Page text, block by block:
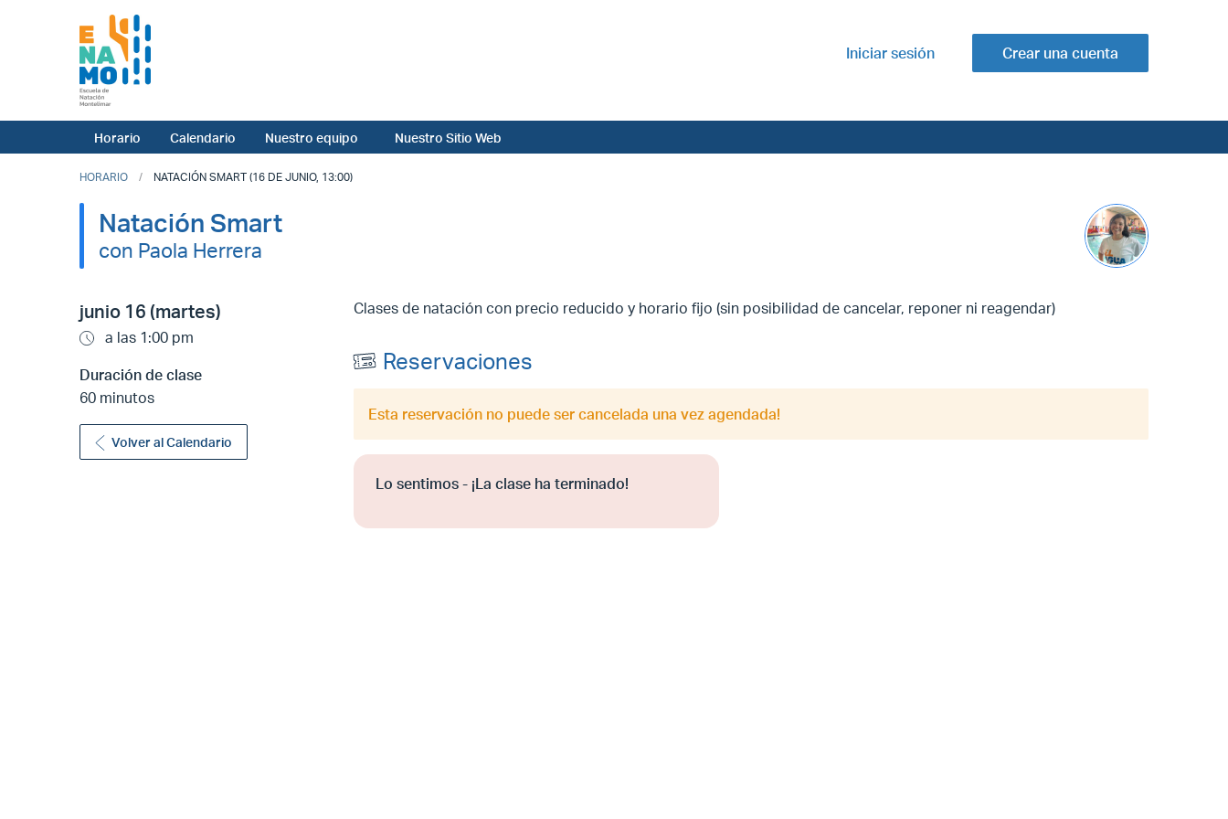
Iniciar sesión Crear una cuenta
Horario Calendario Nuestro equipo Nuestro Sitio Web
HORARIO NATACIÓN SMART (16 DE JUNIO, 13:00)
Natación Smart
con Paola Herrera
junio 16 (martes)
a las 1:00 pm
Duración de clase
60 minutos
Volver al Calendario
Clases de natación con precio reducido y horario fijo (sin posibilidad de cancelar, reponer ni reagendar)
Reservaciones
Esta reservación no puede ser cancelada una vez agendada!
Lo sentimos - ¡La clase ha terminado!